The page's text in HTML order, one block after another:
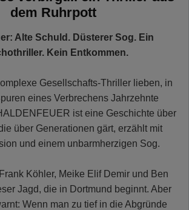
dem Ruhrpott
Alte Schuld. Düsterer Sog. Ein
Kein Entkommen.
Gesellschafts-Thriller lieben, in
eines Verbrechens Jahrzehnte
ist eine Geschichte über
über Generationen gärt, erzählt mit
und einem unbarmherzigen Sog.
Köhler, Meike Elif Demir und Ben
Jagd, die in Dortmund beginnt. Aber
Wenn man zu tief in die Abgründe